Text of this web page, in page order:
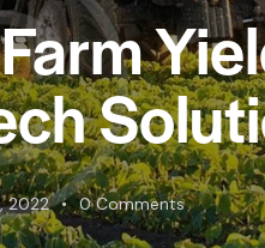
2022 0 Comments